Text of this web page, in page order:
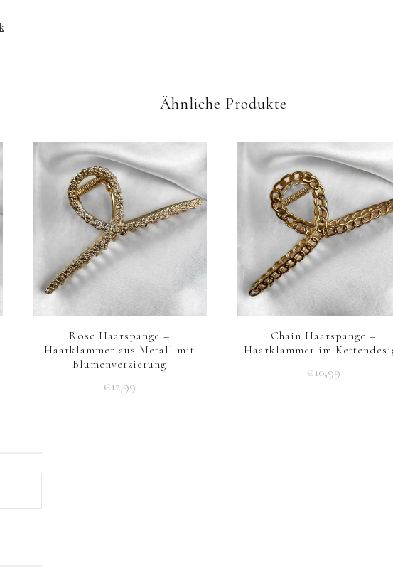
Ähnliche Produkte
Rose Haarspange –
Haarklammer aus Metall mit
Blumenverzierung
€12,99
Chain Haarspange –
Haarklammer im
€10,99